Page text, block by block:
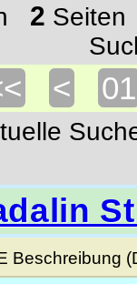
2
< 01
Beschreibung